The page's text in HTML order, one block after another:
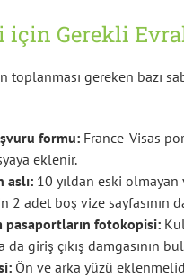
için Gerekli
toplanması gereken bazı
formu: France-Visas
eklenir.
aslı: 10 yıldan eski
2 adet boş vize sayfasının
pasaportların fotokopisi:
da giriş çıkış damgasının
Ön ve arka yüzü